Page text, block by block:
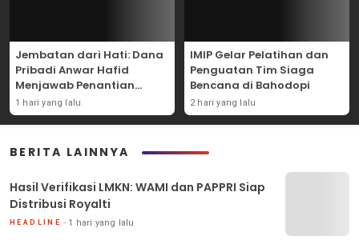
Jembatan dari Hati: Dana
Pribadi Anwar Hafid
Menjawab Penantian
Warga Masungkang
1 hari yang lalu
IMIP Gelar Pelatihan dan
Penguatan Tim Siaga
Bencana di Bahodopi
2 hari yang lalu
BERITA LAINNYA
Hasil Verifikasi LMKN: WAMI dan PAPPRI Siap
Distribusi Royalti
HEADLINE 1 hari yang lalu